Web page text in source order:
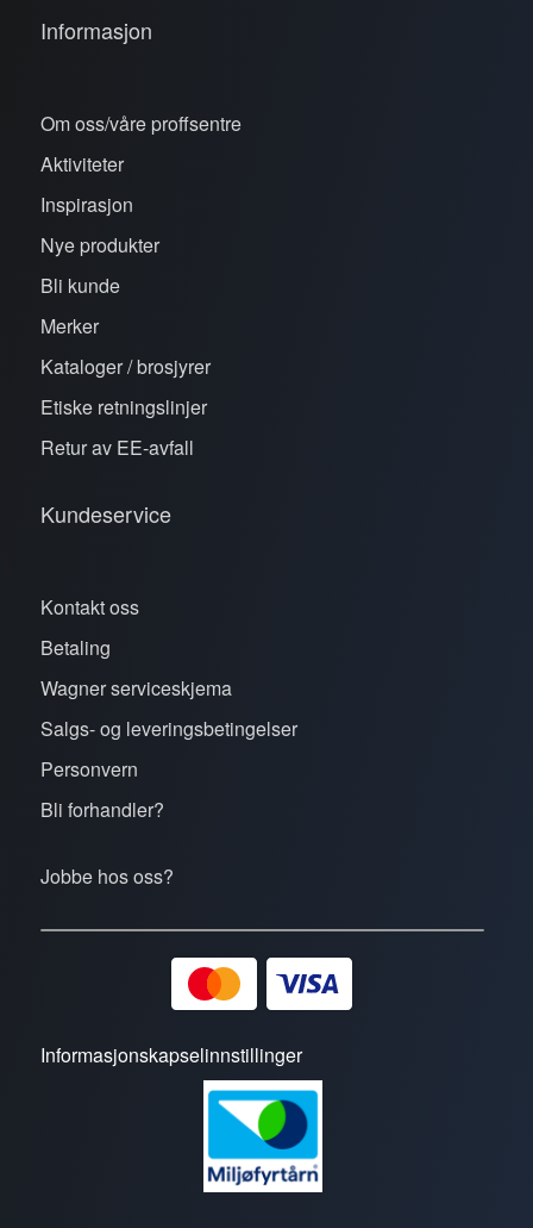
Informasjon
Om oss/våre proffsentre
Aktiviteter
Inspirasjon
Nye produkter
Bli kunde
Merker
Kataloger / brosjyrer
Etiske retningslinjer
Retur av EE-avfall
Kundeservice
Kontakt oss
Betaling
Wagner serviceskjema
Salgs- og leveringsbetingelser
Personvern
Bli forhandler?
Jobbe hos oss?
Informasjonskapselinnstillinger